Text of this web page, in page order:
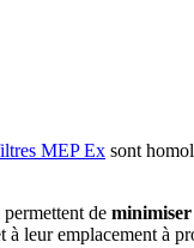
MEP Ex sont
de minimiser
leur emplacement à